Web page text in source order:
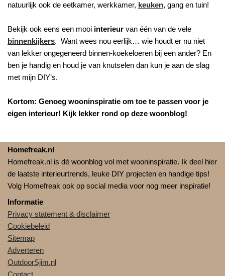
natuurlijk ook de eetkamer, werkkamer, keuken, gang en tuin!
Bekijk ook eens een mooi interieur van één van de vele
binnenkijkers. Want wees nou eerlijk… wie houdt er nu niet
van lekker ongegeneerd binnen-koekeloeren bij een ander? En
ben je handig en houd je van knutselen dan kun je aan de slag
met mijn DIY’s.
Kortom: Genoeg wooninspiratie om toe te passen voor je
eigen interieur! Kijk lekker rond op deze woonblog!
Homefreak.nl
Homefreak.nl is dé woonblog vol met wooninspiratie. Ik deel hier
de laatste interieurtrends, leuke DIY projecten en handige tips!
Volg Homefreak ook op social media voor nog meer inspiratie!
Informatie
Privacy statement & disclaimer
Cookiebeleid
Sitemap
Adverteren
OutdoorSjim.nl
Contact